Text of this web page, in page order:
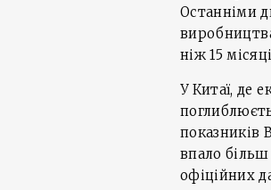
Останніми
ніж 15
У Китаї, де
показників
впало більш
офіційних